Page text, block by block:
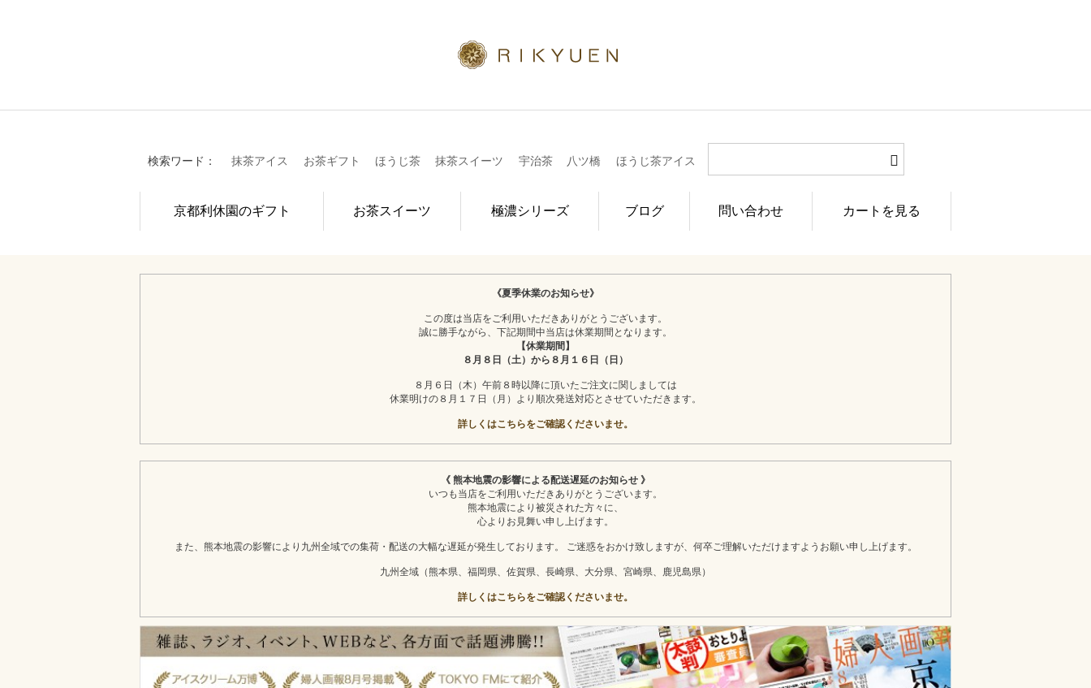
検索ワード： 抹茶アイス お茶ギフト ほうじ茶 抹茶スイーツ 宇治茶 八ツ橋 ほうじ茶アイス
京都利休園のギフト お茶スイーツ 極濃シリーズ ブログ 問い合わせ カートを見る
《夏季休業のお知らせ》
この度は当店をご利用いただきありがとうございます。
誠に勝手ながら、下記期間中当店は休業期間となります。
【休業期間】
８月８日（土）から８月１６日（日）
８月６日（木）午前８時以降に頂いたご注文に関しましては
休業明けの８月１７日（月）より順次発送対応とさせていただきます。
詳しくはこちらをご確認くださいませ。
《 熊本地震の影響による配送遅延のお知らせ 》
いつも当店をご利用いただきありがとうございます。
熊本地震により被災された方々に、
心よりお見舞い申し上げます。
また、熊本地震の影響により九州全域での集荷・配送の大幅な遅延が発生しております。 ご迷惑をおかけ致しますが、何卒ご理解いただけますようお願い申し上げます。
九州全域（熊本県、福岡県、佐賀県、長崎県、大分県、宮崎県、鹿児島県）
詳しくはこちらをご確認くださいませ。